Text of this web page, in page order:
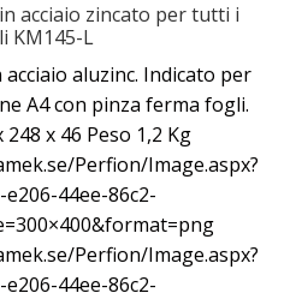
acciaio zincato per tutti i
KM145-L
aluzinc. Indicato per
A4 con pinza ferma fogli.
x 46 Peso 1,2 Kg
Perfion/Image.aspx?
44ee-86c2-
Perfion/Image.aspx?
44ee-86c2-